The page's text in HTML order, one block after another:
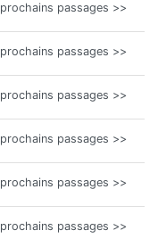
prochains passages >>
prochains passages >>
prochains passages >>
prochains passages >>
prochains passages >>
prochains passages >>